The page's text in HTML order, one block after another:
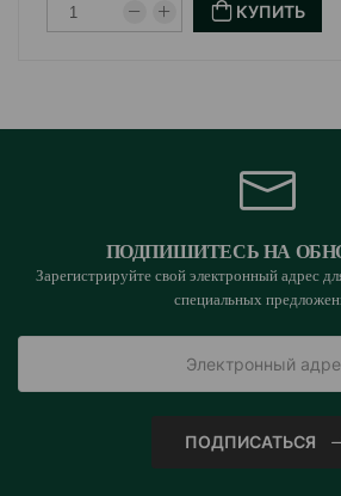
КУПИТЬ
ПОДПИШИТЕСЬ НА
Зарегистрируйте свой электронный адрес
специальных
ПОДПИСАТЬСЯ